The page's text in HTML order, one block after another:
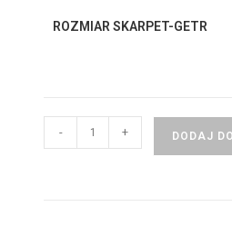
ROZMIAR SKARPET-GETR
- + DODAJ